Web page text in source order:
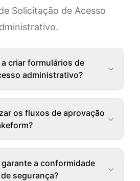
Solicitação de Acesso
a criar formulários de
administrativo?
os fluxos de aprovação
a conformidade
segurança?